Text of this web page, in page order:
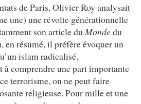
de Paris, Olivier Roy analysait
une) une révolte générationnelle
son article du Mondedu
en résumé, il préfère évoquer un
islam radicalisé.
à comprendre une part importante
terrorisme, on ne peut faire
religieuse. Pour mille et une